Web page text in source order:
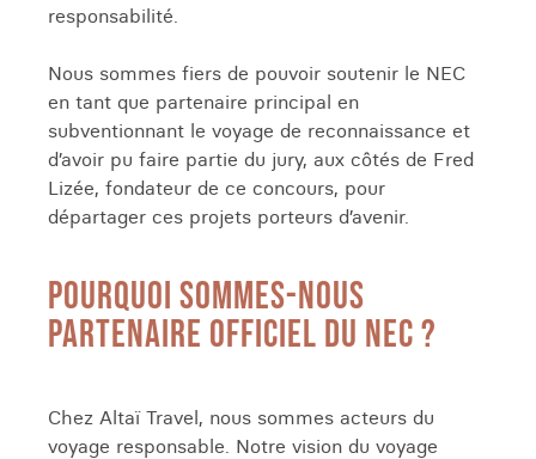
responsabilité.
Nous sommes fiers de pouvoir soutenir le NEC
en tant que partenaire principal en
subventionnant le voyage de reconnaissance et
d’avoir pu faire partie du jury, aux côtés de Fred
Lizée, fondateur de ce concours, pour
départager ces projets porteurs d’avenir.
POURQUOI SOMMES-NOUS
PARTENAIRE OFFICIEL DU NEC ?
Chez Altaï Travel, nous sommes acteurs du
voyage responsable. Notre vision du voyage